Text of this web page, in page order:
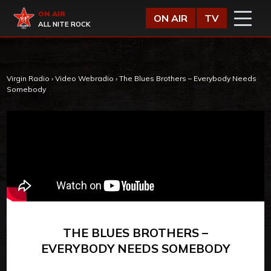
Virgin Radio
ON AIR
ALL NITE ROCK
ON AIR TV
Virgin Radio › Video Webradio › The Blues Brothers – Everybody Needs
Somebody
THE BLUES BROTHERS –
EVERYBODY NEEDS SOMEBODY